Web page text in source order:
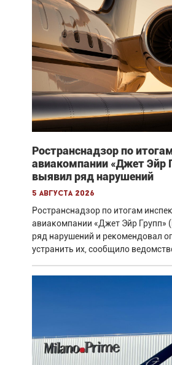
Ространснадзор по
авиакомпании «Джет Эйр
выявил ряд нарушений
5 августа 2026
Ространснадзор по итогам
авиакомпании «Джет Эйр Групп»
ряд нарушений и рекомендовал
устранить их, сообщило